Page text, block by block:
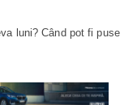
luni? Când pot fi puse